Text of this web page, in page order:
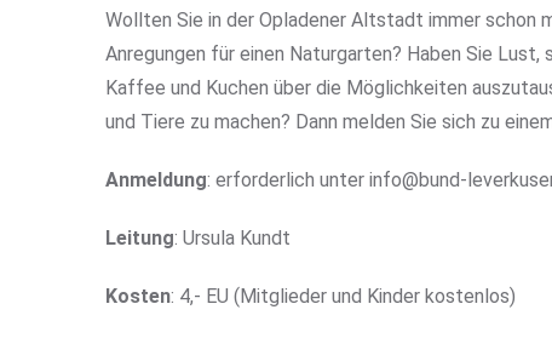
Wollten Sie in der Opladener Altstadt immer schon
Anregungen für einen Naturgarten? Haben Sie
Kaffee und Kuchen über die Möglichkeiten
und Tiere zu machen? Dann melden Sie sich zu
Anmeldung: erforderlich unter info@bund-
Leitung: Ursula Kundt
Kosten: 4,- EU (Mitglieder und Kinder kostenlos)